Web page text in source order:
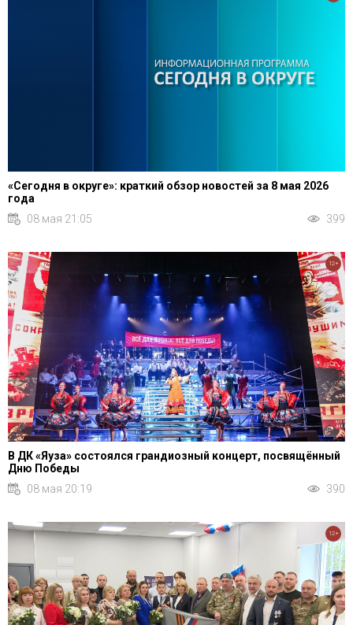
«Сегодня в округе»: краткий обзор новостей за 8 мая 2026
года
08 мая 21:05
399
В ДК «Яуза» состоялся грандиозный концерт, посвящённый
Дню Победы
08 мая 20:19
390
12+
12+